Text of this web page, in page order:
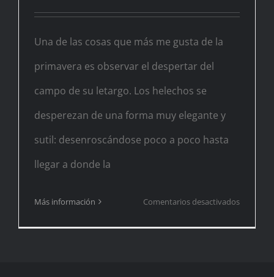
Una de las cosas que más me gusta de la
primavera es observar el despertar del
campo de su letargo. Los helechos se
desperezan de una forma muy elegante y
sutil: desenroscándose poco a poco hasta
llegar a donde la
Más información Comentarios desactivadosen